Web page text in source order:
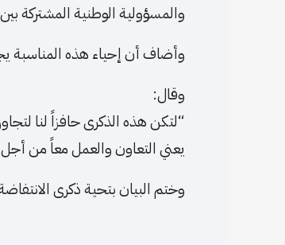
والمسؤولية الوطنية المشتركة
وأضاف أن إحياء هذه المناسبة
وقال:
“لتكن هذه الذكرى حافزاً لنا
يعني التعاون والعمل معاً من أجل
وختم البيان بتحية ذكرى